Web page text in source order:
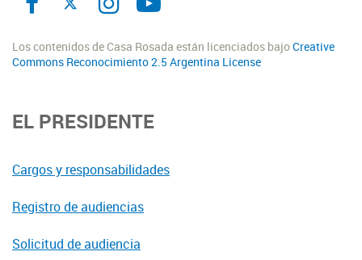
Los contenidos de Casa Rosada están licenciados bajoCreative
Commons Reconocimiento 2.5 Argentina License
EL PRESIDENTE
Cargos y responsabilidades
Registro de audiencias
Solicitud de audiencia